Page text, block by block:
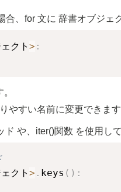
、for 文に 辞書オブジェ
クト > :
やすい名前に変更できます
や、iter()関数 を使用し
クト > . keys ( ) :